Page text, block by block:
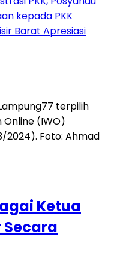
kepada PKK
Barat Apresiasi
Ketua
Secara